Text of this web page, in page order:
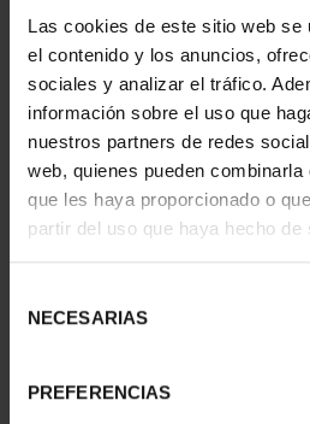
Las cookies de este sitio web se
el contenido y los anuncios,
sociales y analizar el tráfico.
información sobre el uso que
nuestros partners de redes
web, quienes pueden
que les haya proporcionado o
partir del uso que haya hecho
NECESARIAS
PREFERENCIAS
73,00 €